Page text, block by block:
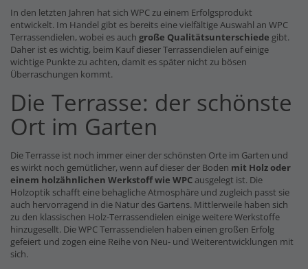
In den letzten Jahren hat sich WPC zu einem Erfolgsprodukt
entwickelt. Im Handel gibt es bereits eine vielfältige Auswahl an WPC
Terrassendielen, wobei es auch große Qualitätsunterschiede gibt.
Daher ist es wichtig, beim Kauf dieser Terrassendielen auf einige
wichtige Punkte zu achten, damit es später nicht zu bösen
Überraschungen kommt.
Die Terrasse: der schönste
Ort im Garten
Die Terrasse ist noch immer einer der schönsten Orte im Garten und
es wirkt noch gemütlicher, wenn auf dieser der Boden mit Holz oder
einem holzähnlichen Werkstoff wie WPCausgelegt ist. Die
Holzoptik schafft eine behagliche Atmosphäre und zugleich passt sie
auch hervorragend in die Natur des Gartens. Mittlerweile haben sich
zu den klassischen Holz-Terrassendielen einige weitere Werkstoffe
hinzugesellt. Die WPC Terrassendielen haben einen großen Erfolg
gefeiert und zogen eine Reihe von Neu- und Weiterentwicklungen mit
sich.